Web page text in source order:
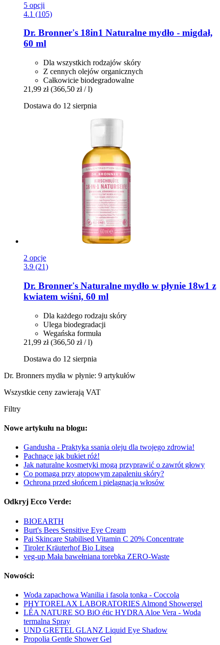
5 opcji
4.1 (105)
Dr. Bronner's 18in1 Naturalne mydło -​ migdał,
60 ml
Dla wszystkich rodzajów skóry
Z cennych olejów organicznych
Całkowicie biodegradowalne
21,99 zł (366,50 zł / l)
Dostawa do 12 sierpnia
2 opcje
3.9 (21)
Dr. Bronner's Naturalne mydło w płynie 18w1 z
kwiatem wiśni, 60 ml
Dla każdego rodzaju skóry
Ulega biodegradacji
Wegańska formuła
21,99 zł (366,50 zł / l)
Dostawa do 12 sierpnia
Dr. Bronners mydła w płynie: 9 artykułów
Wszystkie ceny zawierają VAT
Filtry
Nowe artykułu na blogu:
Gandusha - Praktyka ssania oleju dla twojego zdrowia!
Pachnące jak bukiet róż!
Jak naturalne kosmetyki mogą przyprawić o zawrót głowy
Co pomaga przy atopowym zapaleniu skóry?
Ochrona przed słońcem i pielągnacja włosów
Odkryj Ecco Verde:
BIOEARTH
Burt's Bees Sensitive Eye Cream
Pai Skincare Stabilised Vitamin C 20% Concentrate
Tiroler Kräuterhof Bio Litsea
veg-up Mała bawełniana torebka ZERO-Waste
Nowości:
Woda zapachowa Wanilia i fasola tonka - Coccola
PHYTORELAX LABORATORIES Almond Showergel
LÉA NATURE SO BiO étic HYDRA Aloe Vera - Woda
termalna Spray
UND GRETEL GLANZ Liquid Eye Shadow
Propolia Gentle Shower Gel